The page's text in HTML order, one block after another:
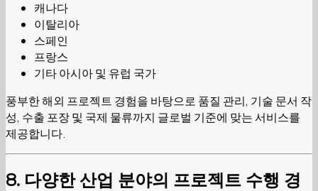
캐나다
이탈리아
스페인
프랑스
기타 아시아 및 유럽 국가
풍부한 해외 프로젝트 경험을 바탕으로 품질 관리, 기술 문서 작
성, 수출 포장 및 국제 물류까지 글로벌 기준에 맞는 서비스를
제공합니다.
8. 다양한 산업 분야의 프로젝트 수행 경